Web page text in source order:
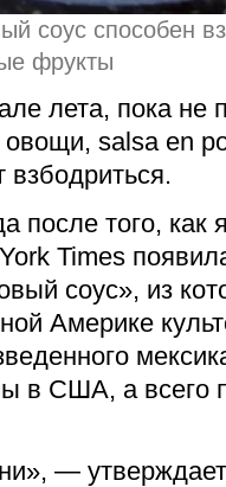
соус способен
фрукты
лета, пока не
salsa en
взбодриться.
после того, как
Times
соус», из
Америке
в США, а всего
—